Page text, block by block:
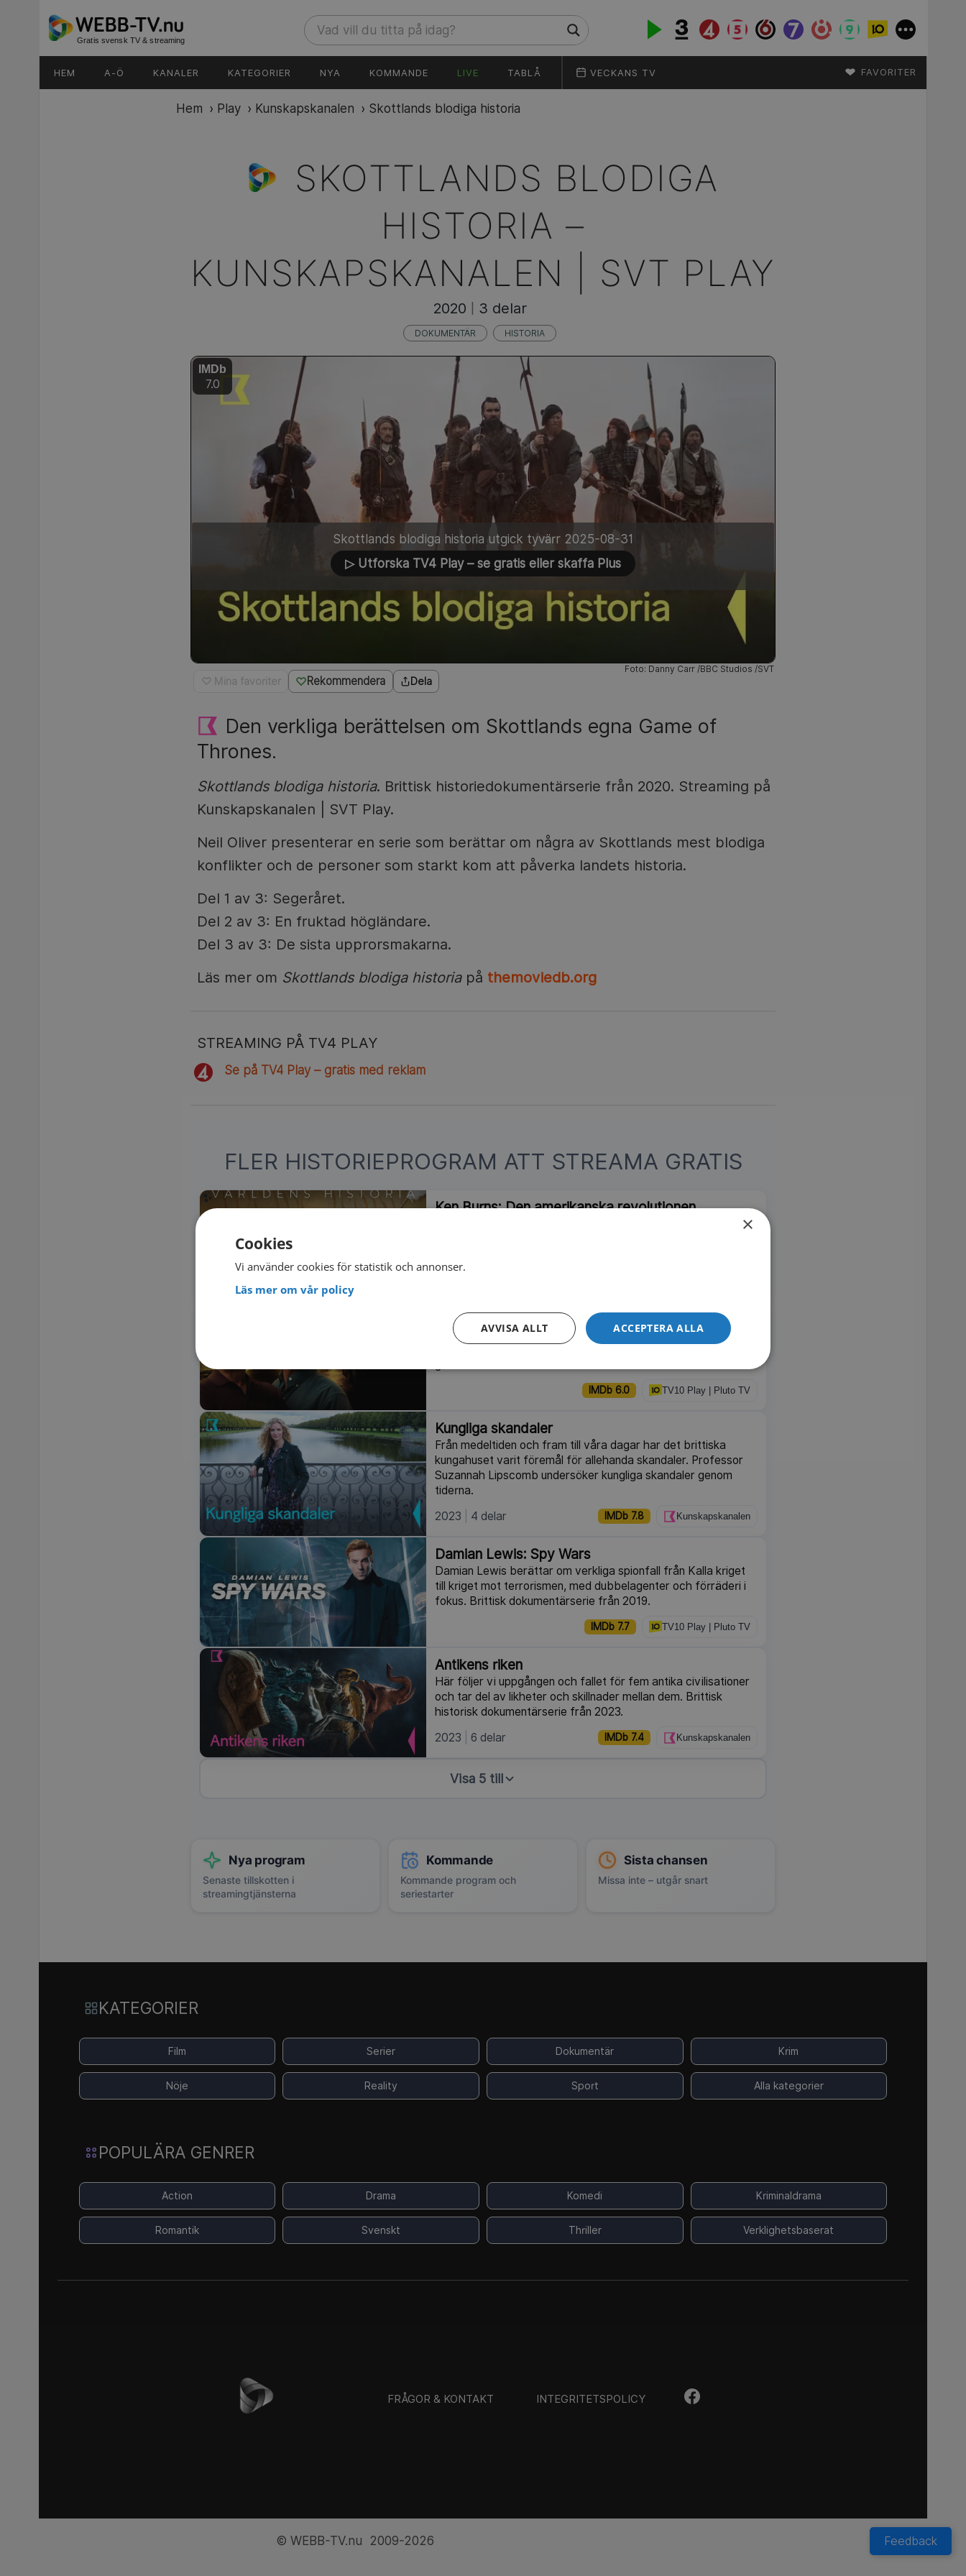
Gratis svensk TV & streaming
HEM A-Ö KANALER KATEGORIER NYA KOMMANDE LIVE TABLÅ VECKANS TV ♥ FAVORITER
Hem › Play › Kunskapskanalen › Skottlands blodiga historia
SKOTTLANDS BLODIGA
HISTORIA –
KUNSKAPSKANALEN | SVT PLAY
♡ Mina favoriter Rekommendera Dela
Den verkliga berättelsen om Skottlands egna Game of
Thrones.
Skottlands blodiga historia. Brittisk historiedokumentärserie från 2020. Streaming på
Kunskapskanalen | SVT Play.
Neil Oliver presenterar en serie som berättar om några av Skottlands mest blodiga
konflikter och de personer som starkt kom att påverka landets historia.
Del 1 av 3: Segeråret.
Del 2 av 3: En fruktad högländare.
Del 3 av 3: De sista upprorsmakarna.
Läs mer om Skottlands blodiga historiapå themoviedb.org
Foto: Danny Carr /BBC Studios /SVT
Skottlands blodiga historia utgick tyvärr 2025-08-31
▷ Utforska TV4 Play – se gratis eller skaffa Plus
STREAMING PÅ TV4 PLAY
Se på TV4 Play – gratis med reklam
2020 3 delar
DOKUMENTÄR HISTORIA
IMDb
7.0
FLER HISTORIEPROGRAM ATT STREAMA GRATIS
Ken Burns: Den amerikanska revolutionen
Ett uppror i tretton kolonier växer till ett globalt krig som drar in
Beyond Oak Island
Skattjägarna från Oak Island ger sig ut i världen för att
IMDb 6.0 TV10 Play | Pluto TV
Kungliga skandaler
Från medeltiden och fram till våra dagar har det brittiska
kungahuset varit föremål för allehanda skandaler. Professor
Suzannah Lipscomb undersöker kungliga skandaler genom
tiderna.
2023
4 delar IMDb 7.8 Kunskapskanalen
Damian Lewis: Spy Wars
Damian Lewis berättar om verkliga spionfall från Kalla kriget
till kriget mot terrorismen, med dubbelagenter och förräderi i
fokus. Brittisk dokumentärserie från 2019.
IMDb 7.7 TV10 Play | Pluto TV
Antikens riken
Här följer vi uppgången och fallet för fem antika civilisationer
och tar del av likheter och skillnader mellan dem. Brittisk
historisk dokumentärserie från 2023.
2023
6 delar IMDb 7.4 Kunskapskanalen
Visa 5 till
Nya program
Senaste tillskotten i
streamingtjänsterna
Kommande
Kommande program och
seriestarter
Sista chansen
Missa inte – utgår snart
KATEGORIER
Film Serier Dokumentär Krim
Nöje Reality Sport Alla kategorier
POPULÄRA GENRER
Action Drama Komedi Kriminaldrama
Romantik Svenskt Thriller Verklighetsbaserat
FRÅGOR & KONTAKT INTEGRITETSPOLICY
© WEBB-TV.nu 2009-2026 Feedback
×
Cookies
Vi använder cookies för statistik och annonser.
Läs mer om vår policy
ACCEPTERA ALLA
AVVISA ALLT